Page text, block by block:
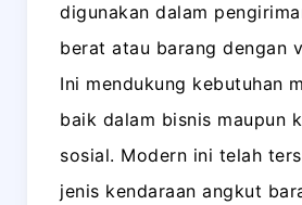
digunakan dalam
berat atau barang dengan
Ini mendukung kebutuhan
baik dalam bisnis maupun
sosial. Modern ini telah
jenis kendaraan angkut